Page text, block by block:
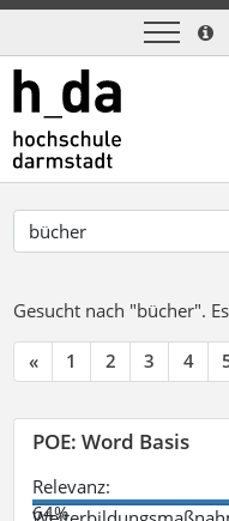
Gesucht nach "bücher".
« 1 2 3 4
POE: Word Basis
Relevanz:
64%